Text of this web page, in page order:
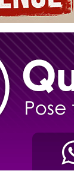
13
2
3
2
2